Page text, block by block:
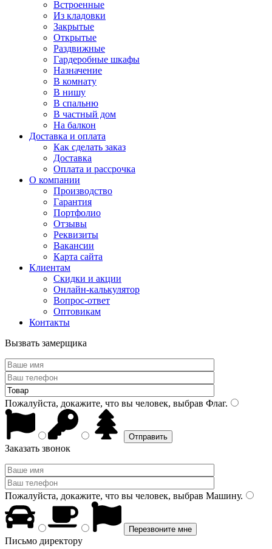
Встроенные
Из кладовки
Закрытые
Открытые
Раздвижные
Гардеробные шкафы
Назначение
В комнату
В нишу
В спальню
В частный дом
На балкон
Доставка и оплата
Как сделать заказ
Доставка
Оплата и рассрочка
О компании
Производство
Гарантия
Портфолио
Отзывы
Реквизиты
Вакансии
Карта сайта
Клиентам
Скидки и акции
Онлайн-калькулятор
Вопрос-ответ
Оптовикам
Контакты
Вызвать замерщика
Пожалуйста, докажите, что вы человек, выбрав Флаг.
Заказать звонок
Пожалуйста, докажите, что вы человек, выбрав Машину.
Письмо директору